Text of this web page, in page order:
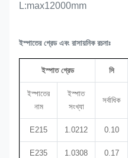
L:max12000mm
ইস্পাতের গ্রেড এবং রাসায়নিক রচনাঃ
ইস্পাত গ্রেড সি
ইস্পাতের
নাম
ইস্পাত
সংখ্যা
সর্বাধিক
E215 1.0212 0.10
E235 1.0308 0.17